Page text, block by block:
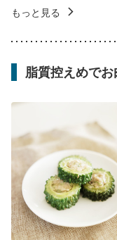
もっと見る
脂質控えめで